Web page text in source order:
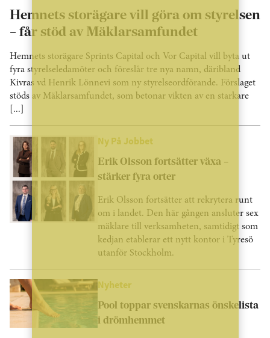
Hemnets storägare vill göra om styrelsen
– får stöd av Mäklarsamfundet
Hemnets storägare Sprints Capital och Vor Capital vill byta ut
fyra styrelseledamöter och föreslår tre nya namn, däribland
Kivras vd Henrik Lönnevi som ny styrelseordförande. Förslaget
stöds av Mäklarsamfundet, som betonar vikten av en starkare
[...]
Ny På Jobbet
Erik Olsson fortsätter växa –
stärker fyra orter
Erik Olsson fortsätter att rekrytera runt
om i landet. Den här gången ansluter sex
mäklare till verksamheten, samtidigt som
kedjan etablerar ett nytt kontor i Tyresö
utanför Stockholm.
Nyheter
Pool toppar svenskarnas önskelista
i drömhemmet